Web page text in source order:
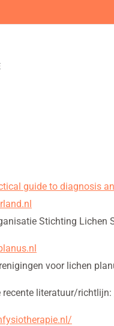
guide to diagnosis
Stichting Lichen
voor lichen
recente literatuur/richtlijn: